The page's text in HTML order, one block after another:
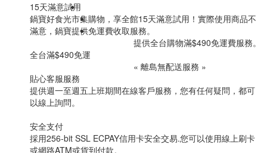
15天滿意試用
鍋寶好食光市集購物，享全館15天滿意試用！實際使用商品不
滿意，鍋寶提供免運費收取服務。
全台滿$490免運
提供全台購物滿$490免運費服務。
« 離島無配送服務 »
貼心客服服務
提供週一至週五上班期間在線客戶服務，您有任何疑問，都可
以線上詢問。
安全支付
採用256-bit SSL ECPAY信用卡安全交易.您可以使用線上刷卡
或網路ATM或貨到付款。